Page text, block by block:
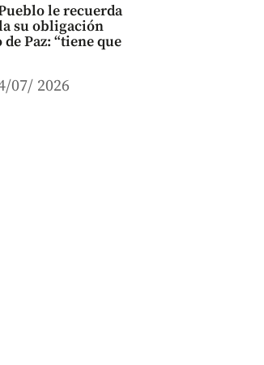
le recuerda
su obligación
Paz: “tiene que
07/ 2026